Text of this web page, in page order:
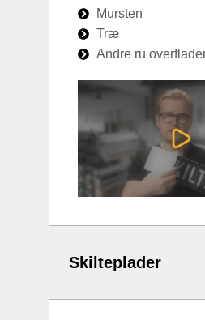
Mursten
Træ
Andre ru
Skilteplader